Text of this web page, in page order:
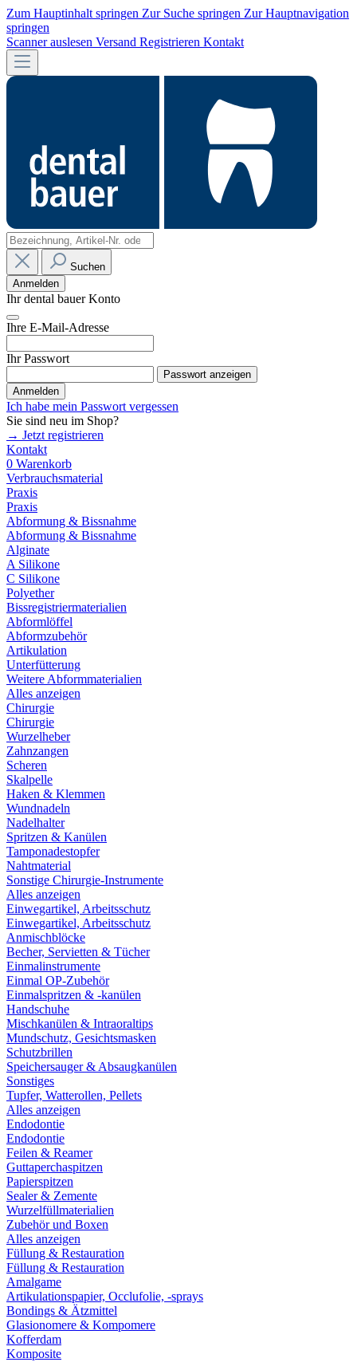
Zum Hauptinhalt springen Zur Suche springen Zur Hauptnavigation
springen
Scanner auslesen Versand Registrieren Kontakt
Suchen
Anmelden
Ihr dental bauer Konto
Ihre E-Mail-Adresse
Ihr Passwort
Passwort anzeigen
Anmelden
Ich habe mein Passwort vergessen
Sie sind neu im Shop?
→ Jetzt registrieren
Kontakt
0 Warenkorb
Verbrauchsmaterial
Praxis
Praxis
Abformung & Bissnahme
Abformung & Bissnahme
Alginate
A Silikone
C Silikone
Polyether
Bissregistriermaterialien
Abformlöffel
Abformzubehör
Artikulation
Unterfütterung
Weitere Abformmaterialien
Alles anzeigen
Chirurgie
Chirurgie
Wurzelheber
Zahnzangen
Scheren
Skalpelle
Haken & Klemmen
Wundnadeln
Nadelhalter
Spritzen & Kanülen
Tamponadestopfer
Nahtmaterial
Sonstige Chirurgie-Instrumente
Alles anzeigen
Einwegartikel, Arbeitsschutz
Einwegartikel, Arbeitsschutz
Anmischblöcke
Becher, Servietten & Tücher
Einmalinstrumente
Einmal OP-Zubehör
Einmalspritzen & -kanülen
Handschuhe
Mischkanülen & Intraoraltips
Mundschutz, Gesichtsmasken
Schutzbrillen
Speichersauger & Absaugkanülen
Sonstiges
Tupfer, Watterollen, Pellets
Alles anzeigen
Endodontie
Endodontie
Feilen & Reamer
Guttaperchaspitzen
Papierspitzen
Sealer & Zemente
Wurzelfüllmaterialien
Zubehör und Boxen
Alles anzeigen
Füllung & Restauration
Füllung & Restauration
Amalgame
Artikulationspapier, Occlufolie, -sprays
Bondings & Ätzmittel
Glasionomere & Kompomere
Kofferdam
Komposite